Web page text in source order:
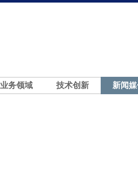
业务领域 技术创新 新闻